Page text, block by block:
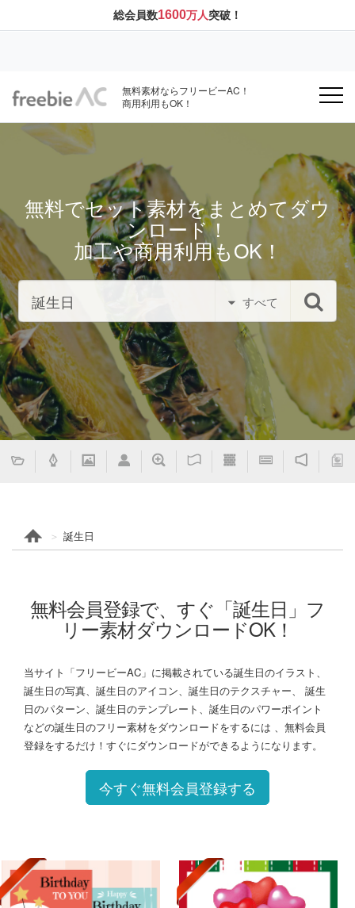
総会員数1600万人突破！
無料素材ならフリービーAC！
商用利用もOK！
無料でセット素材をまとめてダウ
ンロード！
加工や商用利用もOK！
すべて
誕生日
無料会員登録で、すぐ「誕生日」フ
リー素材ダウンロードOK！
当サイト「フリービーAC」に掲載されている誕生日のイラスト、
誕生日の写真、誕生日のアイコン、誕生日のテクスチャー、 誕生
日のパターン、誕生日のテンプレート、誕生日のパワーポイント
などの誕生日のフリー素材をダウンロードをするには 、無料会員
登録をするだけ！すぐにダウンロードができるようになります。
今すぐ無料会員登録する